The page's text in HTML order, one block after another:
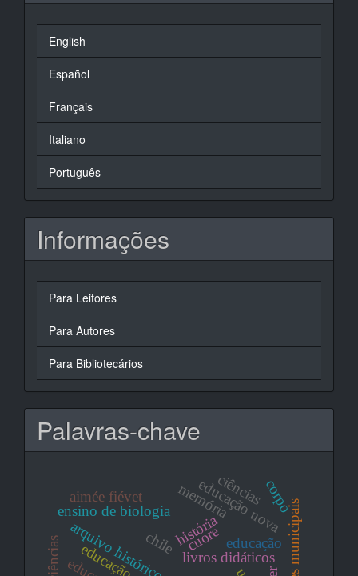
English
Español
Français
Italiano
Português
Informações
Para Leitores
Para Autores
Para Bibliotecários
Palavras-chave
história
memória
ensino de biologia
livros didáticos
aimée fiévet educação nova
ciências
chile cuore educação
corpo